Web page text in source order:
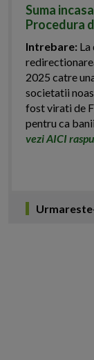
Suma
Procedura
Intrebare:
2025 catre
societatii
fost virati de
pentru ca
vezi AICI